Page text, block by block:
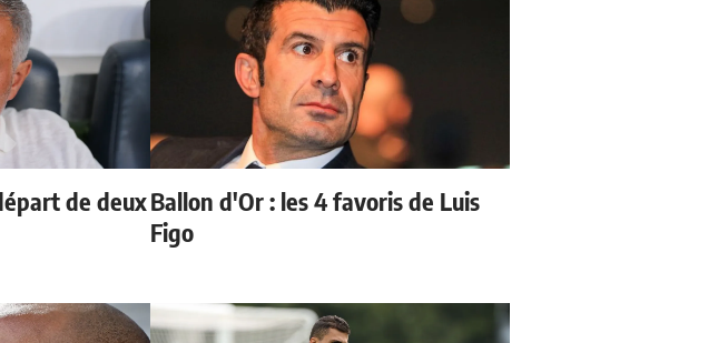
de deuxBallon d'Or : les 4 favoris de Luis
Figo